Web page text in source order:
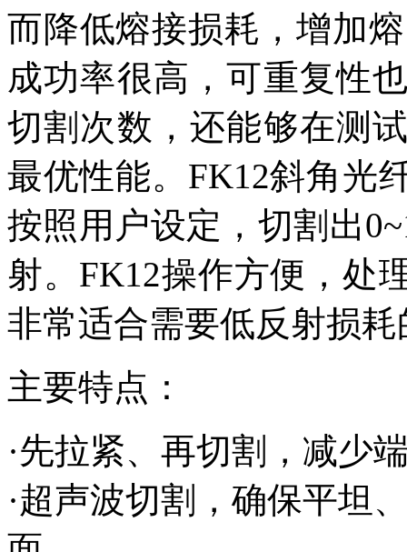
而降低熔接损耗，增加
成功率很高，可重复性
切割次数，还能够在测
最优性能。FK12斜角光
按照用户设定，切割出
射。FK12操作方便，处
非常适合需要低反射损
主要特点：
·先拉紧、再切割，减少
·超声波切割，确保平坦